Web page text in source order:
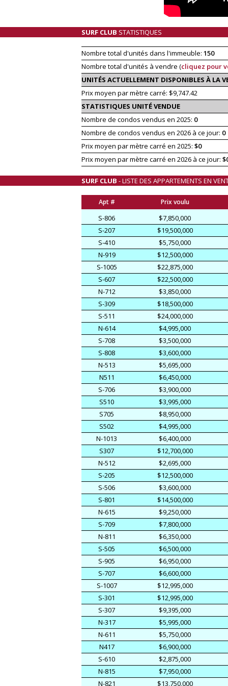
SURF CLUB STATISTIQUES
Nombre total d'unités dans l'immeuble: 150
Nombre total d'unités à vendre (cliquez pour
UNITÉS ACTUELLEMENT DISPONIBLES À LA
Prix moyen par mètre carré: $9,747.42
STATISTIQUES UNITÉ VENDUE
Nombre de condos vendus en 2025: 0
Nombre de condos vendus en 2026 à ce jour: 0
Prix moyen par mètre carré en 2025: $0
Prix moyen par mètre carré en 2026 à ce jour:
SURF CLUB - LISTE DES APPARTEMENTS EN
Apt # Prix voulu
S-806 $7,850,000
S-207
$19,500,000
S-410
$5,750,000
N-919
$12,500,000
S-1005
$22,875,000
S-607
$22,500,000
N-712
$3,850,000
S-309
$18,500,000
S-511
$24,000,000
N-614
$4,995,000
S-708
$3,500,000
S-808
$3,600,000
N-513
$5,695,000
N511
$6,450,000
S-706
$3,900,000
S510
$3,995,000
S705
$8,950,000
S502
$4,995,000
N-1013
$6,400,000
S307
$12,700,000
N-512
$2,695,000
S-205
$12,500,000
S-506
$3,600,000
S-801
$14,500,000
N-615
$9,250,000
S-709
$7,800,000
N-811
$6,350,000
S-505
$6,500,000
S-905
$6,950,000
S-707
$6,600,000
S-1007
$12,995,000
S-301
$12,995,000
S-307
$9,395,000
N-317
$5,995,000
N-611
$5,750,000
N417
$6,900,000
S-610
$2,875,000
N-815
$7,950,000
N-821
$13,750,000